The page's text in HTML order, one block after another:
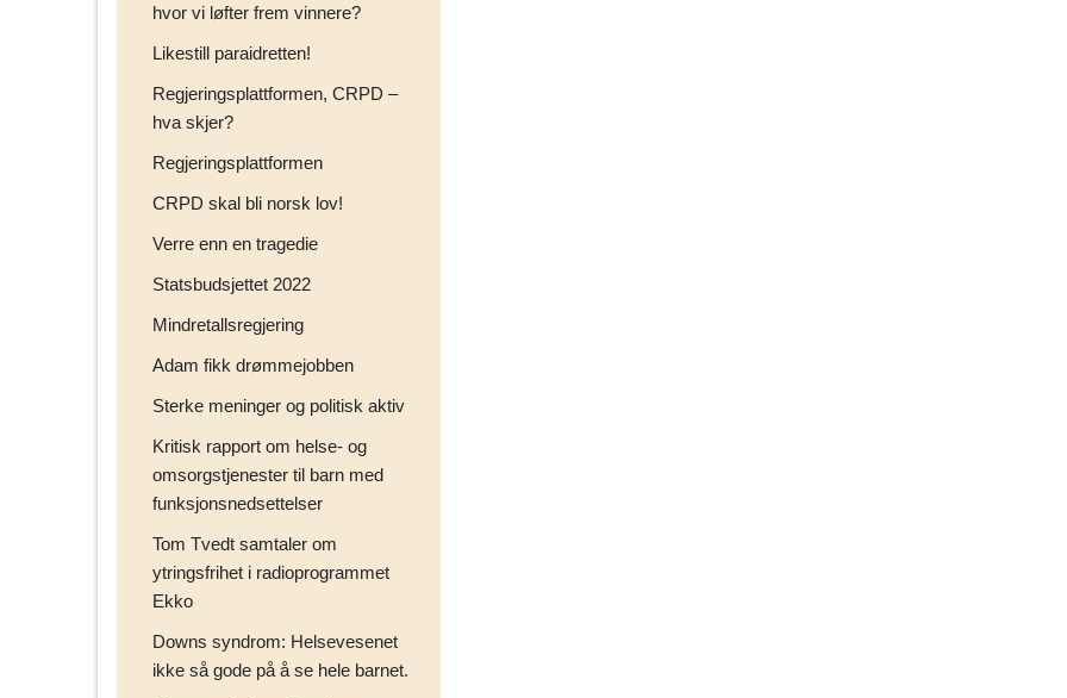
hvor vi løfter frem vinnere?
Likestill paraidretten!
Regjeringsplattformen, CRPD –
hva skjer?
Regjeringsplattformen
CRPD skal bli norsk lov!
Verre enn en tragedie
Statsbudsjettet 2022
Mindretallsregjering
Adam fikk drømmejobben
Sterke meninger og politisk aktiv
Kritisk rapport om helse- og
omsorgstjenester til barn med
funksjonsnedsettelser
Tom Tvedt samtaler om
ytringsfrihet i radioprogrammet
Ekko
Downs syndrom: Helsevesenet
ikke så gode på å se hele barnet.